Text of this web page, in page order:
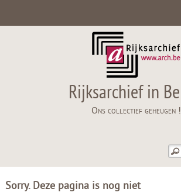
Rijksarchief in
Ons collectief geheugen !
Sorry. Deze pagina is nog niet